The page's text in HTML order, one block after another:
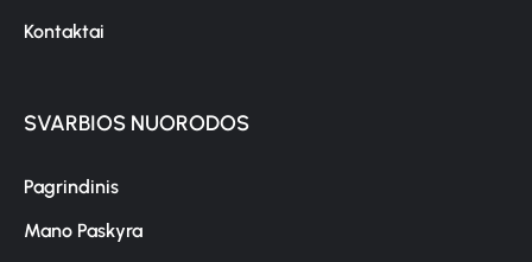
Kontaktai
SVARBIOS NUORODOS
Pagrindinis
Mano Paskyra